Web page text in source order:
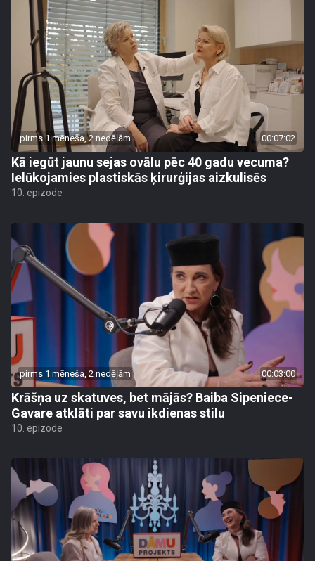
pirms 1 mēneša, 2 nedēļām 00:07:02
Kā iegūt jaunu sejas ovālu pēc 40 gadu vecuma?
Ielūkojamies plastiskās ķirurģijas aizkulisēs
10. epizode
pirms 1 mēneša, 2 nedēļām 00:03:00
Krāšņa uz skatuves, bet mājās? Baiba Sipeniece-
Gavare atklāti par savu ikdienas stilu
10. epizode